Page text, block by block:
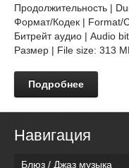
Продолжительность |
Формат/Кодек | Format/
Битрейт аудио | Audio
Размер | File size: 313
Подробнее
Навигация
Блюз / Джаз музыка